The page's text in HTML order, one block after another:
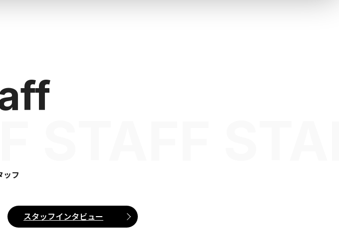
ッフ
スタッフインタビュー